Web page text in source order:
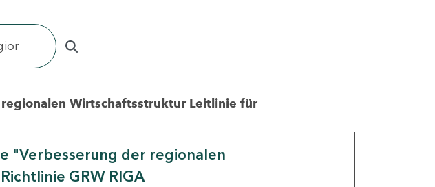
Wirtschaftsstruktur Leitlinie für
"Verbesserung der regionalen
GRW RIGA